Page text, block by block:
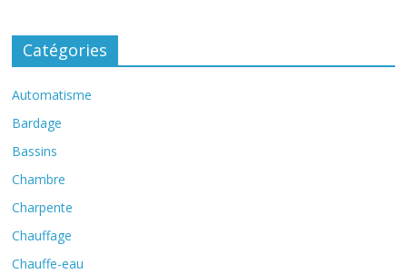
Catégories
Automatisme
Bardage
Bassins
Chambre
Charpente
Chauffage
Chauffe-eau